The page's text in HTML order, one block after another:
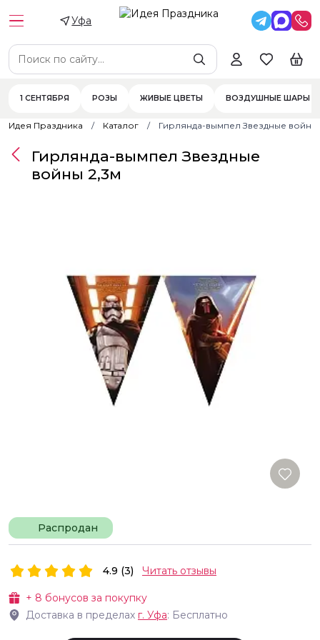
Уфа
1 СЕНТЯБРЯ РОЗЫ ЖИВЫЕ ЦВЕТЫ ВОЗДУШНЫЕ ШАРЫ
Идея Праздника Каталог Гирлянда-вымпел Звездные войны
Распродан
Гирлянда-вымпел Звездные
войны 2,3м
+ 8 бонусов за покупку
Доставка в пределах г. Уфа: Бесплатно
4.9 (3) Читать отзывы